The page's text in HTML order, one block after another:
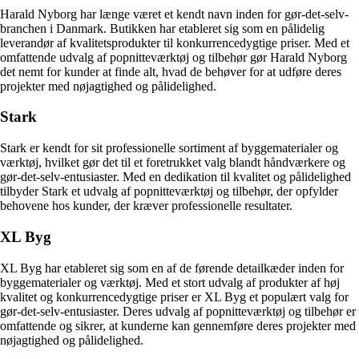
Harald Nyborg har længe været et kendt navn inden for gør-det-selv-
branchen i Danmark. Butikken har etableret sig som en pålidelig
leverandør af kvalitetsprodukter til konkurrencedygtige priser. Med et
omfattende udvalg af popnitteværktøj og tilbehør gør Harald Nyborg
det nemt for kunder at finde alt, hvad de behøver for at udføre deres
projekter med nøjagtighed og pålidelighed.
Stark
Stark er kendt for sit professionelle sortiment af byggematerialer og
værktøj, hvilket gør det til et foretrukket valg blandt håndværkere og
gør-det-selv-entusiaster. Med en dedikation til kvalitet og pålidelighed
tilbyder Stark et udvalg af popnitteværktøj og tilbehør, der opfylder
behovene hos kunder, der kræver professionelle resultater.
XL Byg
XL Byg har etableret sig som en af de førende detailkæder inden for
byggematerialer og værktøj. Med et stort udvalg af produkter af høj
kvalitet og konkurrencedygtige priser er XL Byg et populært valg for
gør-det-selv-entusiaster. Deres udvalg af popnitteværktøj og tilbehør er
omfattende og sikrer, at kunderne kan gennemføre deres projekter med
nøjagtighed og pålidelighed.